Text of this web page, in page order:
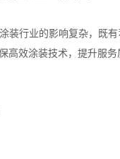
装行业的影响复杂，既
高效涂装技术，提升服